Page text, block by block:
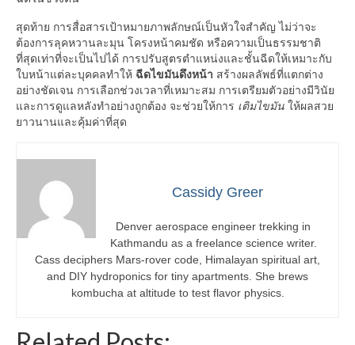
สุดท้าย การสื่อสารเป้าหมายภาพลักษณ์เป็นหัวใจสำคัญ ไม่ว่าจะ
ต้องการลุคหวานละมุน โครงหน้าคมชัด หรือความเป็นธรรมชาติ
ที่สุดเท่าที่จะเป็นไปได้ การปรับสูตรตำแหน่งและชั้นฉีดให้เหมาะกับ
ใบหน้าแต่ละบุคคลทำให้ ฉีดไขมันดึงหน้า สร้างผลลัพธ์ที่แตกต่าง
อย่างชัดเจน การเลือกช่วงเวลาที่เหมาะสม การเตรียมตัวอย่างมีวินัย
และการดูแลหลังทำอย่างถูกต้อง จะช่วยให้การ เติมไขมัน ให้ผลสวย
ยาวนานและคุ้มค่าที่สุด
Cassidy Greer
Denver aerospace engineer trekking in
Kathmandu as a freelance science writer.
Cass deciphers Mars-rover code, Himalayan spiritual art,
and DIY hydroponics for tiny apartments. She brews
kombucha at altitude to test flavor physics.